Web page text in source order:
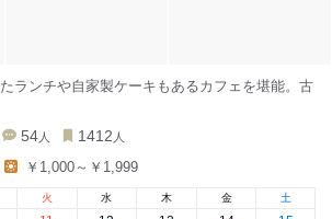
ランチや自家製ケーキもあるカフェを堪能。古
54 人 1412 人
￥1,000～￥1,999
火 水 木 金 土